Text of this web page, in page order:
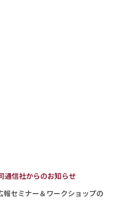
通信社からのお知らせ
セミナー＆ワークショップの